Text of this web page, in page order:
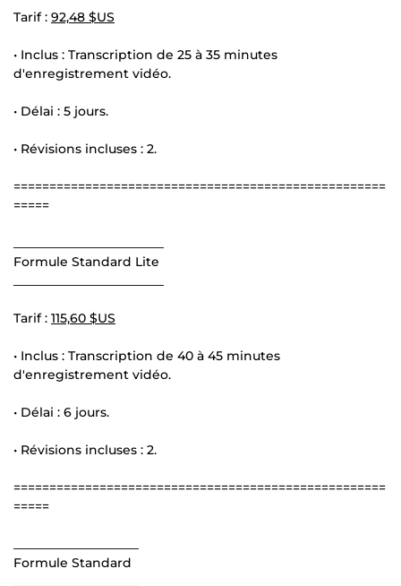
Tarif : 92,48 $US
• Inclus : Transcription de 25 à 35 minutes
d'enregistrement vidéo.
• Délai : 5 jours.
• Révisions incluses : 2.
====================================================
=====
Formule Standard Lite
Tarif : 115,60 $US
• Inclus : Transcription de 40 à 45 minutes
d'enregistrement vidéo.
• Délai : 6 jours.
• Révisions incluses : 2.
====================================================
=====
Formule Standard